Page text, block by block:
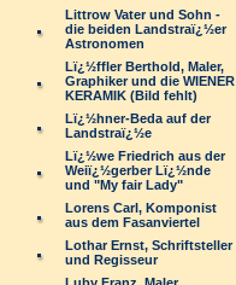
Littrow Vater und Sohn -
die beiden Landstraï¿½er
Astronomen
Lï¿½ffler Berthold, Maler,
Graphiker und die WIENER
KERAMIK (Bild fehlt)
Lï¿½hner-Beda auf der
Landstraï¿½e
Lï¿½we Friedrich aus der
Weiï¿½gerber Lï¿½nde
und "My fair Lady"
Lorens Carl, Komponist
aus dem Fasanviertel
Lothar Ernst, Schriftsteller
und Regisseur